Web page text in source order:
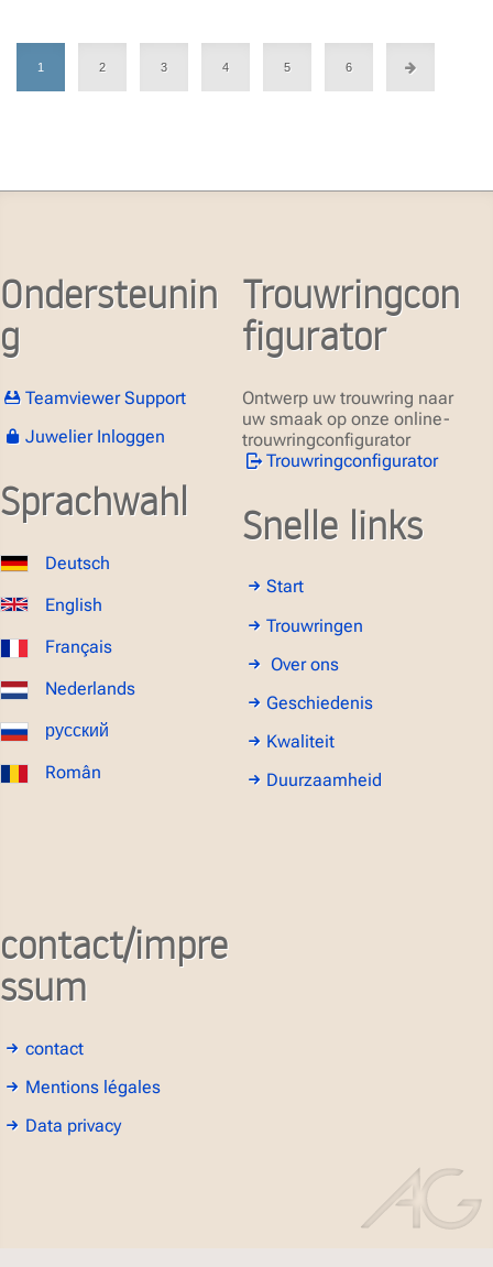
1 2 3 4 5 6
Ondersteunin
g
Teamviewer Support
Juwelier Inloggen
Sprachwahl
Deutsch
English
Français
Nederlands
русский
Român
Trouwringcon
figurator
Ontwerp uw trouwring naar
uw smaak op onze online-
trouwringconfigurator
Trouwringconfigurator
Snelle links
Start
Trouwringen
Over ons
Geschiedenis
Kwaliteit
Duurzaamheid
contact/impre
ssum
contact
Mentions légales
Data privacy